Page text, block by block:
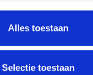
Alles toestaan
Selectie toestaan
1